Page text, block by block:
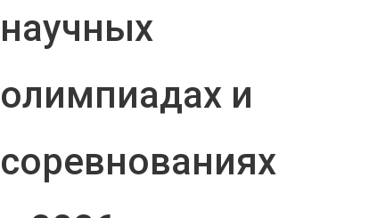
научных
олимпиадах и
соревнованиях